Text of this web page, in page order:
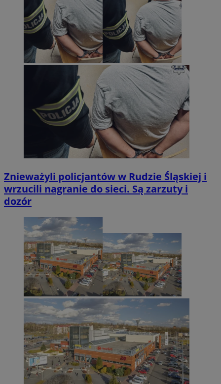
Znieważyli policjantów w Rudzie Śląskiej i
wrzucili nagranie do sieci. Są zarzuty i
dozór